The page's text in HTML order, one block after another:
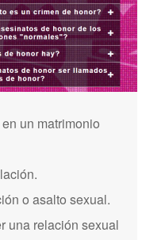
un matrimonio
o asalto sexual.
una relación sexual